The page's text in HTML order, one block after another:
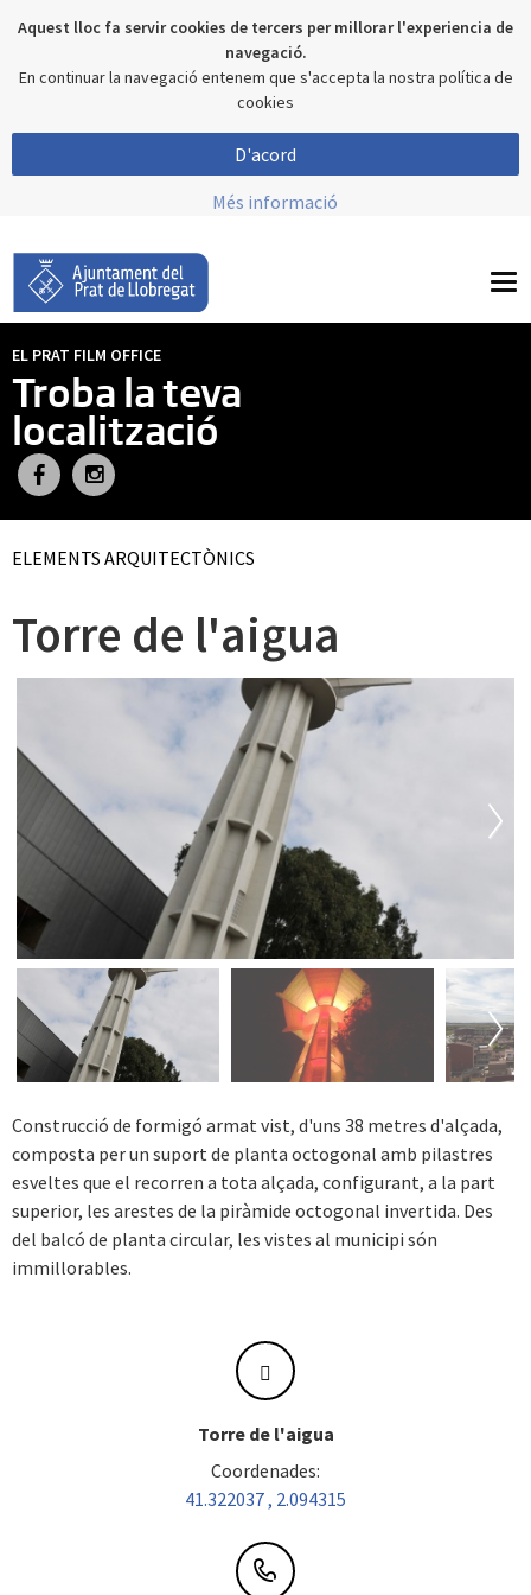
Aquest lloc fa servir cookies de tercers per millorar l'experiencia de
navegació.
En continuar la navegació entenem que s'accepta la nostra política de
cookies
D'acord
Més informació
EL PRAT FILM OFFICE
Troba la teva
localització
ELEMENTS ARQUITECTÒNICS
Torre de l'aigua
Next
Construcció de formigó armat vist, d'uns 38 metres d'alçada,
composta per un suport de planta octogonal amb pilastres
esveltes que el recorren a tota alçada, configurant, a la part
superior, les arestes de la piràmide octogonal invertida. Des
del balcó de planta circular, les vistes al municipi són
immillorables.
Torre de l'aigua
Coordenades:
41.322037 , 2.094315